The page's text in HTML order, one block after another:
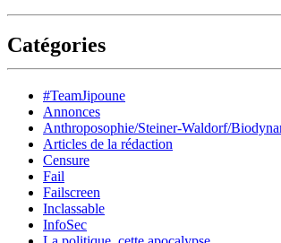
Catégories
#TeamJipoune
Annonces
Anthroposophie/Steiner-Waldorf/
Articles de la rédaction
Censure
Fail
Failscreen
Inclassable
InfoSec